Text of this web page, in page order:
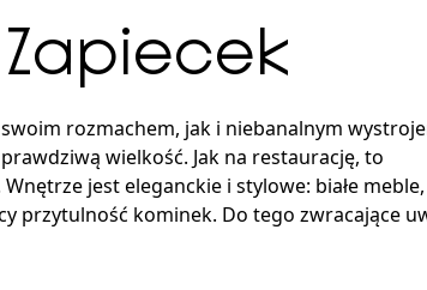
Zapiecek
rozmachem, jak i niebanalnym
wielkość. Jak na restaurację, to
jest eleganckie i stylowe: białe meble,
przytulność kominek. Do tego zwracające